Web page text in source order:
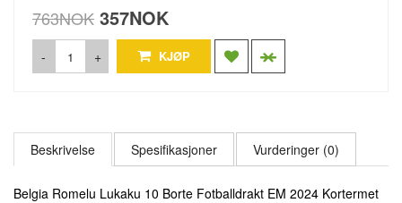
763NOK 357NOK
- + KJØP
Beskrivelse Spesifikasjoner Vurderinger (0)
Belgia Romelu Lukaku 10 Borte Fotballdrakt EM 2024 Kortermet